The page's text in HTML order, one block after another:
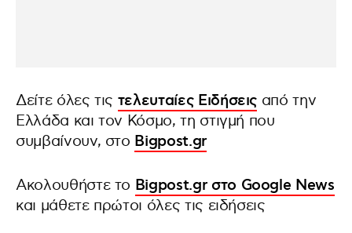
Δείτε όλες τις τελευταίες Ειδήσεις από την
Ελλάδα και τον Κόσμο, τη στιγμή που
συμβαίνουν, στο Bigpost.gr
Ακολουθήστε το Bigpost.gr στο Google News
και μάθετε πρώτοι όλες τις ειδήσεις